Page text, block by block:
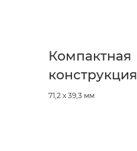
Компактная
конструкция
71,2 x 39,3 мм